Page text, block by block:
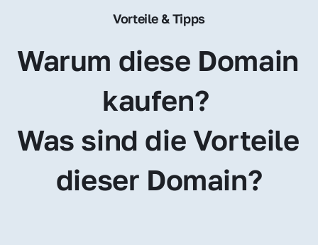
Vorteile & Tipps
Warum diese Domain
kaufen?
Was sind die Vorteile
dieser Domain?